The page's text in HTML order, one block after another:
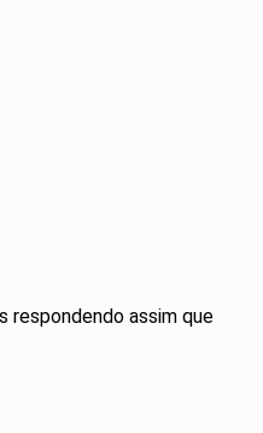
respondendo assim que